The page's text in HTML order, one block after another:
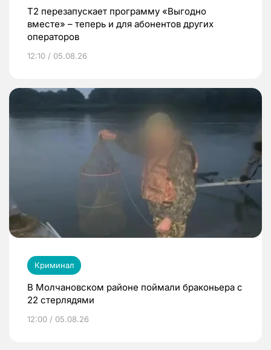
Т2 перезапускает программу «Выгодно
вместе» – теперь и для абонентов других
операторов
12:10 / 05.08.26
Криминал
В Молчановском районе поймали браконьера с
22 стерлядями
12:00 / 05.08.26